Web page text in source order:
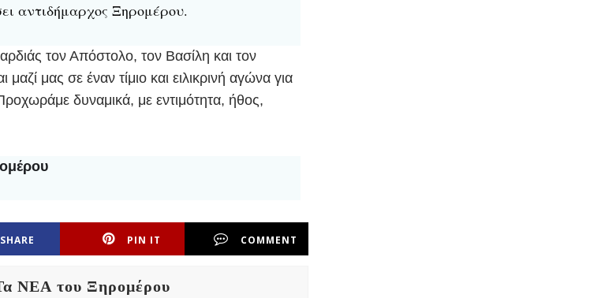
αντιδήμαρχος Ξηρομέρου.
τον Απόστολο, τον Βασίλη και τον
μας σε έναν τίμιο και ειλικρινή αγώνα για
δυναμικά, με εντιμότητα, ήθος,
SHARE PIN IT COMMENT
ΝΕΑ του Ξηρομέρου